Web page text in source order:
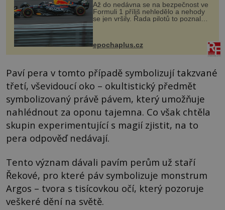
Až do nedávna se na bezpečnost ve
Formuli 1 příliš nehledělo a nehody
se jen vršily. Řada pilotů to poznala
na vlastní kůži, často s trvalými
následky nebo bohužel i ztrátou
života. Dnes nepochopiteln...
epochaplus.cz
Paví pera v tomto případě symbolizují takzvané
třetí, vševidoucí oko – okultistický předmět
symbolizovaný právě pávem, který umožňuje
nahlédnout za oponu tajemna. Co však chtěla
skupin experimentující s magií zjistit, na to
pera odpověď nedávají.
Tento význam dávali pavím perům už staří
Řekové, pro které páv symbolizuje monstrum
Argos – tvora s tisícovkou očí, který pozoruje
veškeré dění na světě.